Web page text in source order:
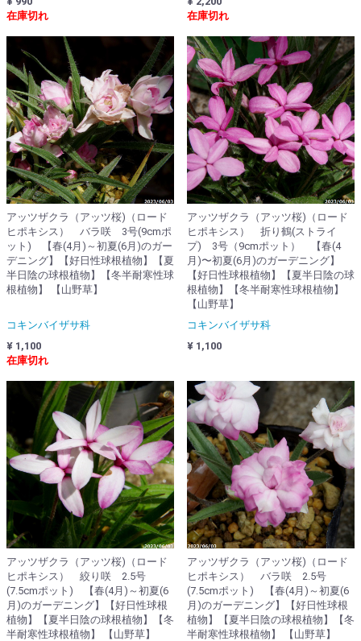
在庫切れ
在庫切れ
アッツザクラ（アッツ桜)（ロード
ヒポキシス） バラ咲 3号(9cmポ
ット) 【春(4月)～初夏(6月)のガー
デニング】【好日性球根植物】【夏
半日陰の球根植物】【冬半耐寒性球
根植物】 【山野草】
コキンバイザサ科
¥ 1,100
在庫切れ
アッツザクラ（アッツ桜)（ロード
ヒポキシス） 折り鶴(ストライ
プ) 3号（9cmポット） 【春(4
月)〜初夏(6月)のガーデニング】
【好日性球根植物】【夏半日陰の球
根植物】【冬半耐寒性球根植物】
【山野草】
コキンバイザサ科
¥ 1,100
アッツザクラ（アッツ桜)（ロード
ヒポキシス） 絞り咲 2.5号
(7.5cmポット) 【春(4月)～初夏(6
月)のガーデニング】【好日性球根
植物】【夏半日陰の球根植物】【冬
半耐寒性球根植物】 【山野草】
アッツザクラ（アッツ桜)（ロード
ヒポキシス） バラ咲 2.5号
(7.5cmポット) 【春(4月)～初夏(6
月)のガーデニング】【好日性球根
植物】【夏半日陰の球根植物】【冬
半耐寒性球根植物】 【山野草】